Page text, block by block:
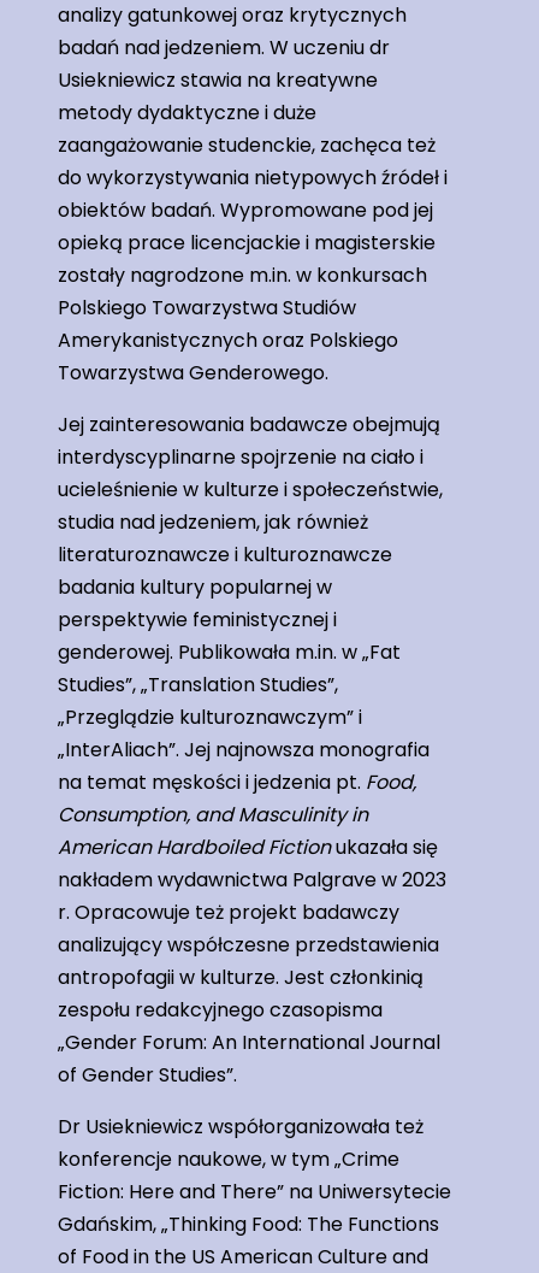
analizy gatunkowej oraz krytycznych
badań nad jedzeniem. W uczeniu dr
Usiekniewicz stawia na kreatywne
metody dydaktyczne i duże
zaangażowanie studenckie, zachęca też
do wykorzystywania nietypowych źródeł i
obiektów badań. Wypromowane pod jej
opieką prace licencjackie i magisterskie
zostały nagrodzone m.in. w konkursach
Polskiego Towarzystwa Studiów
Amerykanistycznych oraz Polskiego
Towarzystwa Genderowego.
Jej zainteresowania badawcze obejmują
interdyscyplinarne spojrzenie na ciało i
ucieleśnienie w kulturze i społeczeństwie,
studia nad jedzeniem, jak również
literaturoznawcze i kulturoznawcze
badania kultury popularnej w
perspektywie feministycznej i
genderowej. Publikowała m.in. w „Fat
Studies”, „Translation Studies”,
„Przeglądzie kulturoznawczym” i
„InterAliach”. Jej najnowsza monografia
na temat męskości i jedzenia pt. Food,
Consumption, and Masculinity in
American Hardboiled Fictionukazała się
nakładem wydawnictwa Palgrave w 2023
r. Opracowuje też projekt badawczy
analizujący współczesne przedstawienia
antropofagii w kulturze. Jest członkinią
zespołu redakcyjnego czasopisma
„Gender Forum: An International Journal
of Gender Studies”.
Dr Usiekniewicz współorganizowała też
konferencje naukowe, w tym „Crime
Fiction: Here and There” na Uniwersytecie
Gdańskim, „Thinking Food: The Functions
of Food in the US American Culture and